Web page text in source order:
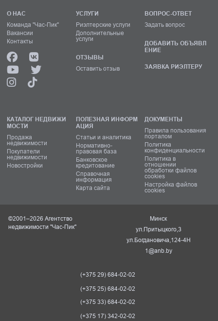
О НАС
Команда "Час-Пик"
Вакансии
Контакты
УСЛУГИ
Риэлтерские услуги
Дополнительные
услуги
ОТЗЫВЫ
Оставить отзыв
ВОПРОС-ОТВЕТ
Задать вопрос
ДОБАВИТЬ ОБЪЯВЛ
ЕНИЕ
ЗАЯВКА РИЭЛТЕРУ
КАТАЛОГ НЕДВИЖИ
МОСТИ
Продажа
недвижимости
Покупатели
недвижимости
Новостройки
ПОЛЕЗНАЯ ИНФОРМ
АЦИЯ
Статьи и аналитика
Нормативно-
правовая база
Банковское
кредитование
Справочная
информация
Карта сайта
ДОКУМЕНТЫ
Правила пользования
порталом
Политика
конфиденциальности
Политика в
отношении
обработки файлов
cookies
Настройка файлов
cookies
©2001–2026 Агентство
недвижимости "Час-Пик"
Минск
ул.Притыцкого,3
ул.Богдановича,124-4Н
1@anb.by
(+375 29) 684-02-02
(+375 25) 684-02-02
(+375 33) 684-02-02
(+375 17) 342-02-02